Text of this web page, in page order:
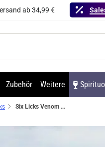
ab 34,99 €
Zubehör Weitere
Six Licks Venom – Truth or Pear Aroma